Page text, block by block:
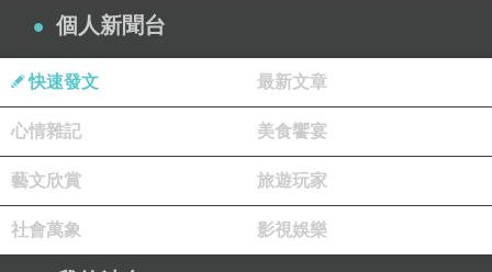
亞得里亞海。
而義大利 加爾達湖 Lago di Garda
於倫巴
第大區 之間；由於
的自然風
個人新聞台
快速發文 最新文章
心情雜記 美食饗宴
藝文欣賞 旅遊玩家
社會萬象 影視娛樂